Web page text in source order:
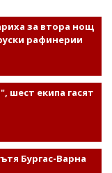
за втора нощ
рафинерии
шест екипа гасят
Бургас-Варна